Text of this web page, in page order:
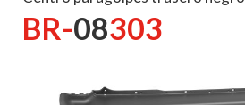
BR-08303